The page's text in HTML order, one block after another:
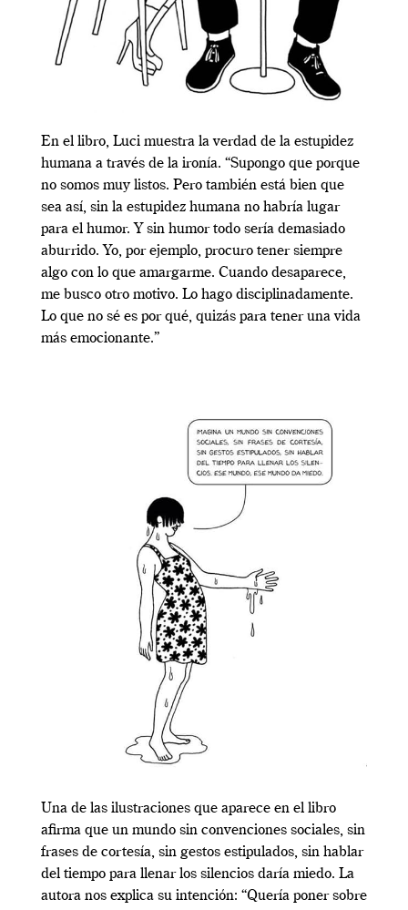
En el libro, Luci muestra la verdad de la estupidez
humana a través de la ironía. “Supongo que porque
no somos muy listos. Pero también está bien que
sea así, sin la estupidez humana no habría lugar
para el humor. Y sin humor todo sería demasiado
aburrido. Yo, por ejemplo, procuro tener siempre
algo con lo que amargarme. Cuando desaparece,
me busco otro motivo. Lo hago disciplinadamente.
Lo que no sé es por qué, quizás para tener una vida
más emocionante.”
Una de las ilustraciones que aparece en el libro
afirma que un mundo sin convenciones sociales, sin
frases de cortesía, sin gestos estipulados, sin hablar
del tiempo para llenar los silencios daría miedo. La
autora nos explica su intención: “Quería poner sobre